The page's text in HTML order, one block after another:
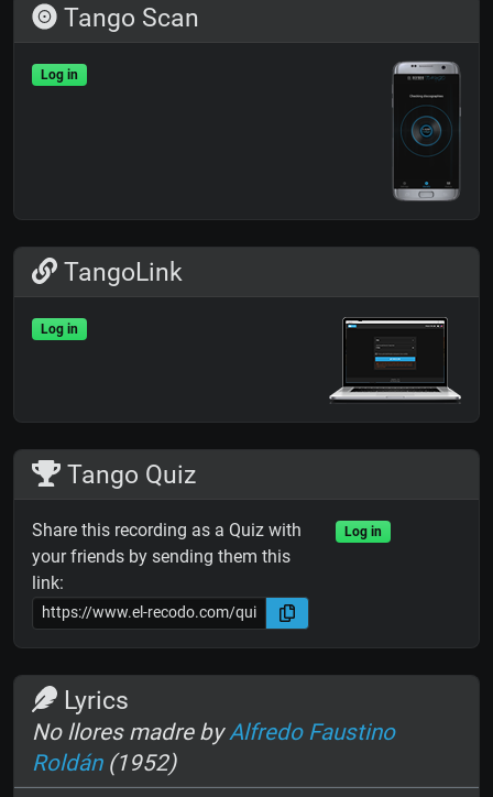
Tango Scan
Log in
TangoLink
Log in
Tango Quiz
Share this recording as a Quiz with
your friends by sending them this
link:
Log in
Lyrics
No llores madre byAlfredo Faustino
Roldán(1952)